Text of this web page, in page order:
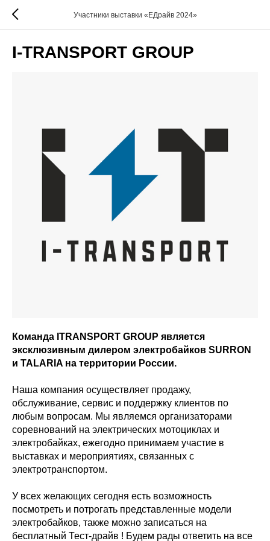
Участники выставки «ЕДрайв 2024»
I-TRANSPORT GROUP
Команда ITRANSPORT GROUP является
эксклюзивным дилером электробайков SURRON
и TALARIA на территории России.
Наша компания осуществляет продажу,
обслуживание, сервис и поддержку клиентов по
любым вопросам. Мы являемся организаторами
соревнований на электрических мотоциклах и
электробайках, ежегодно принимаем участие в
выставках и мероприятиях, связанных с
электротранспортом.
У всех желающих сегодня есть возможность
посмотреть и потрогать представленные модели
электробайков, также можно записаться на
бесплатный Тест-драйв ! Будем рады ответить на все